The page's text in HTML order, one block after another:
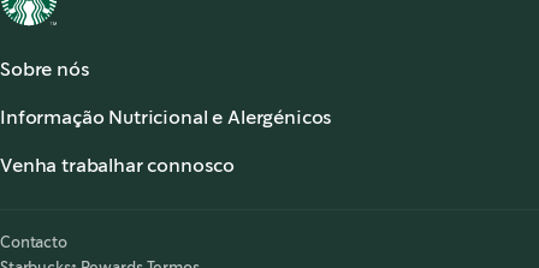
Sobre nós
Os nossos Cafés
Serviço de apoio ao cliente
Informação Nutricional e Alergénicos
Alergénicos,opens in a new tab
Venha trabalhar connosco
Contacto